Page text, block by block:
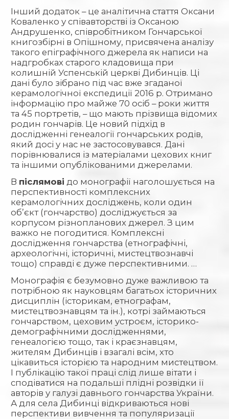
Інший додаток – це аналітична стаття Оксани
Коваленко у співавторстві із Оксаною
Андрушенко, співробітником Гончарської
книгозбірні в Опішному, присвячена аналізу
такого епіграфічного джерела як написи на
надгробках старого кладовища при
колишній Успенській церкві Дибинців. Ці
дані було зібрано під час вже згаданої
керамологічної експедиції 2016 р. Отримано
інформацію про майже 70 осіб – роки життя
та 45 портретів, – що мають прізвища відомих
родин гончарів. Це новий підхід в
дослідженні генеалогії гончарських родів,
який досі у нас не застосовувався. Дані
порівнювалися із матеріалами цехових книг
та іншими опублікованими джерелами.
В післямові до монографії наголошується на
перспективності комплексних
керамологічних досліджень, коли один
об’єкт (гончарство) досліджується за
корпусом різнопланових джерел. З цим
важко не погодитися. Комплексні
дослідження гончарства (етнографічні,
археологічні, історичні, мистецтвознавчі
тощо) справді є дуже перспективними. …
Монографія є безумовно дуже важливою та
потрібною як науковцям багатьох історичних
дисциплін (історикам, етнографам,
мистецтвознавцям та ін.), котрі займаються
гончарством, цеховим устроєм, історико-
демографічними дослідженнями,
генеалогією тощо, так і краєзнавцям,
жителям Дибинців і взагалі всім, хто
цікавиться історією та народним мистецтвом.
І публікацію такої праці слід лише вітати і
сподіватися на подальші плідні розвідки її
авторів у галузі давнього гончарства України.
А для села Дибинці відкриваються нові
перспективи вивчення та популяризації